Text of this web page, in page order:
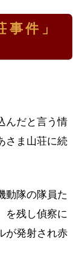
事件」
んだと言う情
さま山荘に続
動隊の隊員た
を残し偵察に
が発射され赤